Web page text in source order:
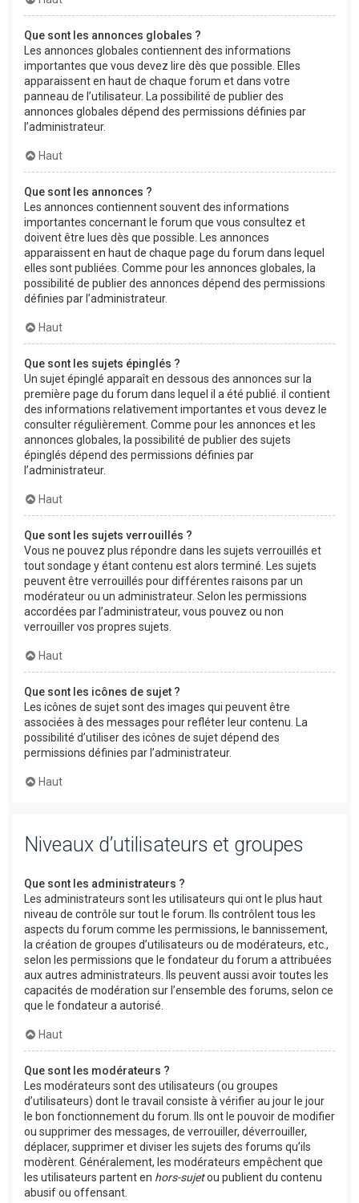
Que sont les annonces globales ?
Les annonces globales contiennent des informations
importantes que vous devez lire dès que possible. Elles
apparaissent en haut de chaque forum et dans votre
panneau de l’utilisateur. La possibilité de publier des
annonces globales dépend des permissions définies par
l’administrateur.
Haut
Que sont les annonces ?
Les annonces contiennent souvent des informations
importantes concernant le forum que vous consultez et
doivent être lues dès que possible. Les annonces
apparaissent en haut de chaque page du forum dans lequel
elles sont publiées. Comme pour les annonces globales, la
possibilité de publier des annonces dépend des permissions
définies par l’administrateur.
Haut
Que sont les sujets épinglés ?
Un sujet épinglé apparaît en dessous des annonces sur la
première page du forum dans lequel il a été publié. il contient
des informations relativement importantes et vous devez le
consulter régulièrement. Comme pour les annonces et les
annonces globales, la possibilité de publier des sujets
épinglés dépend des permissions définies par
l’administrateur.
Haut
Que sont les sujets verrouillés ?
Vous ne pouvez plus répondre dans les sujets verrouillés et
tout sondage y étant contenu est alors terminé. Les sujets
peuvent être verrouillés pour différentes raisons par un
modérateur ou un administrateur. Selon les permissions
accordées par l’administrateur, vous pouvez ou non
verrouiller vos propres sujets.
Haut
Que sont les icônes de sujet ?
Les icônes de sujet sont des images qui peuvent être
associées à des messages pour refléter leur contenu. La
possibilité d’utiliser des icônes de sujet dépend des
permissions définies par l’administrateur.
Haut
Niveaux d’utilisateurs et groupes
Que sont les administrateurs ?
Les administrateurs sont les utilisateurs qui ont le plus haut
niveau de contrôle sur tout le forum. Ils contrôlent tous les
aspects du forum comme les permissions, le bannissement,
la création de groupes d’utilisateurs ou de modérateurs, etc.,
selon les permissions que le fondateur du forum a attribuées
aux autres administrateurs. Ils peuvent aussi avoir toutes les
capacités de modération sur l’ensemble des forums, selon ce
que le fondateur a autorisé.
Haut
Que sont les modérateurs ?
Les modérateurs sont des utilisateurs (ou groupes
d’utilisateurs) dont le travail consiste à vérifier au jour le jour
le bon fonctionnement du forum. Ils ont le pouvoir de modifier
ou supprimer des messages, de verrouiller, déverrouiller,
déplacer, supprimer et diviser les sujets des forums qu’ils
modèrent. Généralement, les modérateurs empêchent que
les utilisateurs partent en hors-sujetou publient du contenu
abusif ou offensant.